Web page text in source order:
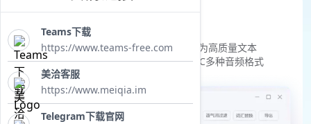
翻音频
中英文音频快速转录->翻译->整理为高质量文本
支持100MB以内的MP3、WAV、AAC多种音频格式
Teams下载
https://www.teams-free.com
美洽客服
https://www.meiqia.im
Telegram下载官网